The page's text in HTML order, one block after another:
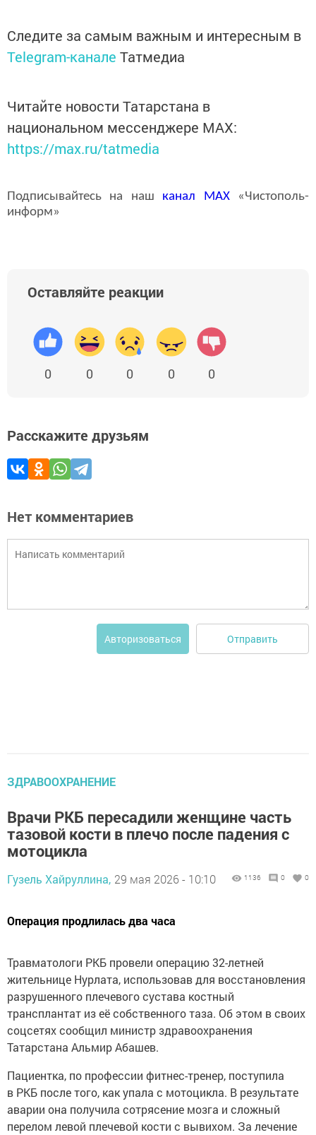
Следите за самым важным и интересным в
Telegram-канале Татмедиа
Читайте новости Татарстана в
национальном мессенджере MАХ:
https://max.ru/tatmedia
Подписывайтесь на наш канал MAX«Чистополь-
информ»
Оставляйте реакции
0 0 0 0 0
Расскажите друзьям
Нет комментариев
Авторизоваться Отправить
ЗДРАВООХРАНЕНИЕ
Врачи РКБ пересадили женщине часть
тазовой кости в плечо после падения с
мотоцикла
Гузель Хайруллина, 29 мая 2026 - 10:10 1136 0 0
Операция продлилась два часа
Травматологи РКБ провели операцию 32-летней
жительнице Нурлата, использовав для восстановления
разрушенного плечевого сустава костный
трансплантат из её собственного таза. Об этом в своих
соцсетях сообщил министр здравоохранения
Татарстана Альмир Абашев.
Пациентка, по профессии фитнес-тренер, поступила
в РКБ после того, как упала с мотоцикла. В результате
аварии она получила сотрясение мозга и сложный
перелом левой плечевой кости с вывихом. За лечение